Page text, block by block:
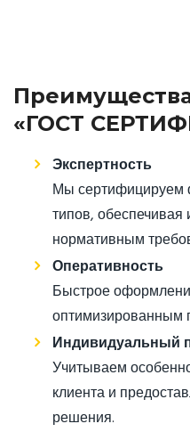
«ГОСТ
Экспертность
Мы сертифицируем
типов, обеспечивая
нормативным
Оперативность
Быстрое
оптимизированным
Индивидуальный
Учитываем
клиента и
решения.